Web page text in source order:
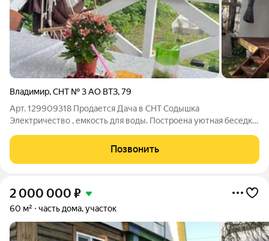
Владимир,СНТ № 3 АО ВТЗ,79
Арт. 129909318 Продается Дача в СНТ Содышка
Электричество , емкость для воды. Построена уютная беседка,
смородина,крыжовник,малина,ежевика,клубника,палоника.
Цветы: Луковичные тюльпаны сортовые,
Позвонить
2 000 000 ₽
60 м² часть дома, участок